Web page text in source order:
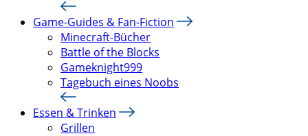
Game-Guides & Fan-Fiction
Minecraft-Bücher
Battle of the Blocks
Gameknight999
Tagebuch eines Noobs
Essen & Trinken
Grillen